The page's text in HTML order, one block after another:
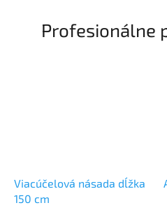
Profesionálne
Viacúčelová násada dĺžka
150 cm